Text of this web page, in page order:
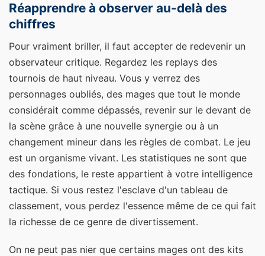
Réapprendre à observer au-delà des
chiffres
Pour vraiment briller, il faut accepter de redevenir un
observateur critique. Regardez les replays des
tournois de haut niveau. Vous y verrez des
personnages oubliés, des mages que tout le monde
considérait comme dépassés, revenir sur le devant de
la scène grâce à une nouvelle synergie ou à un
changement mineur dans les règles de combat. Le jeu
est un organisme vivant. Les statistiques ne sont que
des fondations, le reste appartient à votre intelligence
tactique. Si vous restez l'esclave d'un tableau de
classement, vous perdez l'essence même de ce qui fait
la richesse de ce genre de divertissement.
On ne peut pas nier que certains mages ont des kits